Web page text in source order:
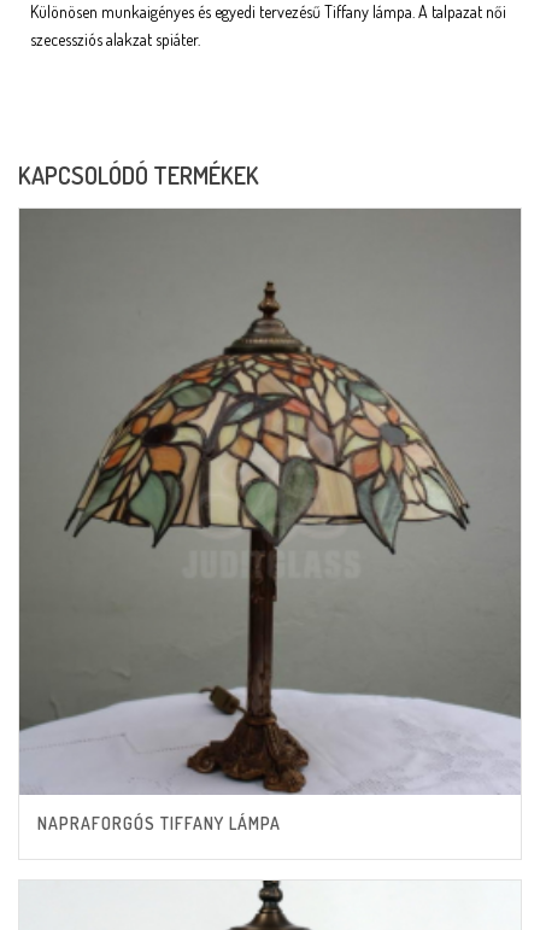
Különösen munkaigényes és egyedi tervezésű Tiffany lámpa. A talpazat női
szecessziós alakzat spiáter.
KAPCSOLÓDÓ TERMÉKEK
NAPRAFORGÓS TIFFANY LÁMPA